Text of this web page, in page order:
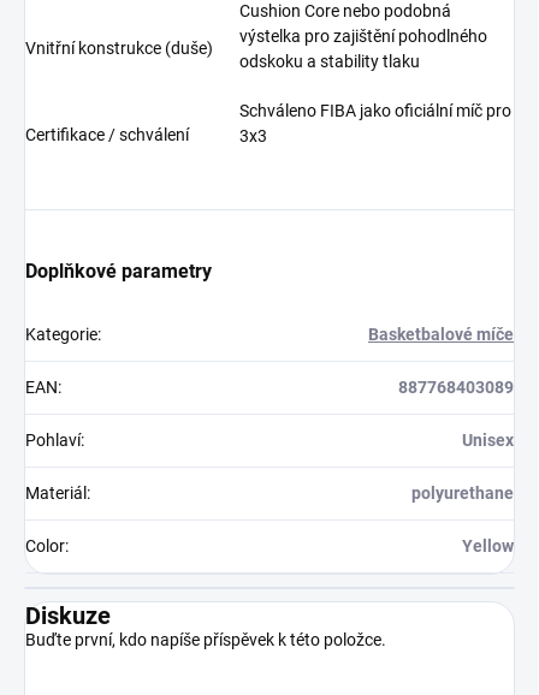
Vnitřní konstrukce (duše)
Cushion Core nebo podobná
výstelka pro zajištění pohodlného
odskoku a stability tlaku
Certifikace / schválení
Schváleno FIBA jako oficiální míč pro
3x3
Doplňkové parametry
Kategorie: Basketbalové míče
EAN: 887768403089
Pohlaví: Unisex
Materiál : polyurethane
Color: Yellow
Diskuze
Buďte první, kdo napíše příspěvek k této položce.